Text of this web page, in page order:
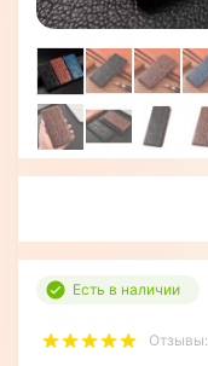
Есть в наличии
Отзывы: